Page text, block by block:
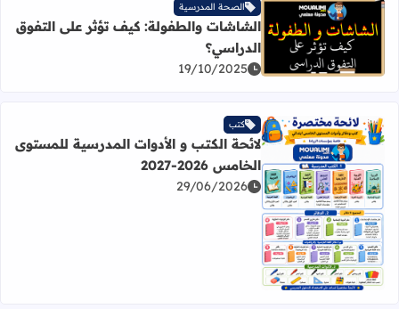
اقرأ المزيد عن الشاشات والطفولة: كيف تؤثر على التفوق
الصحة المدرسية
الشاشات والطفولة: كيف تؤثر على التفوق
الدراسي؟
19/10/2025
اقرأ المزيد عن لائحة الكتب و الأدوات المدرسية للمستوى الخامس
كتب
لائحة الكتب و الأدوات المدرسية للمستوى
الخامس 2026-2027
29/06/2026